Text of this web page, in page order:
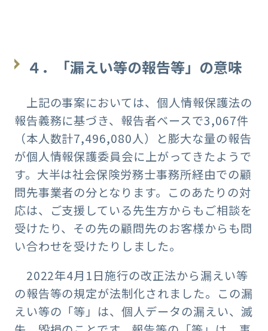
４．「漏えい等の報告等」の意味
上記の事案においては、個人情報保護法の
報告義務に基づき、報告者ベースで3,067件
（本人数計7,496,080人）と膨大な量の報告
が個人情報保護委員会に上がってきたようで
す。大半は社会保険労務士事務所経由での顧
問先事業者の分となります。このあたりの対
応は、ご支援している先生方からもご相談を
受けたり、その先の顧問先のお客様からも問
い合わせを受けたりしました。
2022年4月1日施行の改正法から漏えい等
の報告等の規定が法制化されました。この漏
えい等の「等」は、個人データの漏えい、滅